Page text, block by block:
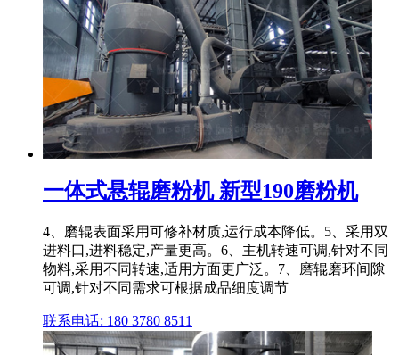
一体式悬辊磨粉机 新型190磨粉机
4、磨辊表面采用可修补材质,运行成本降低。5、采用双
进料口,进料稳定,产量更高。6、主机转速可调,针对不同
物料,采用不同转速,适用方面更广泛。7、磨辊磨环间隙
可调,针对不同需求可根据成品细度调节
联系电话: 180 3780 8511